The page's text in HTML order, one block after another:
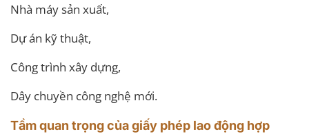
Nhà máy sản xuất,
Dự án kỹ thuật,
Công trình xây dựng,
Dây chuyền công nghệ mới.
Tầm quan trọng của giấy phép lao động hợp